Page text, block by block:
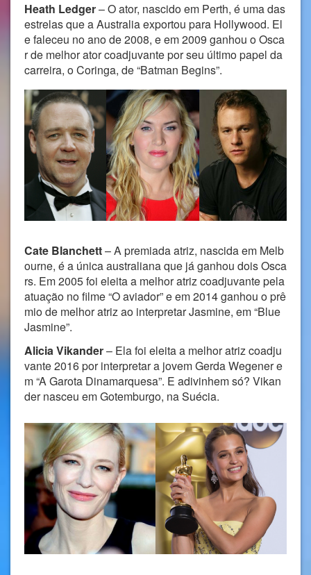
Heath Ledger– O ator, nascido em Perth, é uma das
estrelas que a Australia exportou para Hollywood. El
e faleceu no ano de 2008, e em 2009 ganhou o Osca
r de melhor ator coadjuvante por seu último papel da
carreira, o Coringa, de “Batman Begins”.
Cate Blanchett– A premiada atriz, nascida em Melb
ourne, é a única australiana que já ganhou dois Osca
rs. Em 2005 foi eleita a melhor atriz coadjuvante pela
atuação no filme “O aviador” e em 2014 ganhou o prê
mio de melhor atriz ao interpretar Jasmine, em “Blue
Jasmine”.
Alicia Vikander– Ela foi eleita a melhor atriz coadju
vante 2016 por interpretar a jovem Gerda Wegener e
m “A Garota Dinamarquesa”. E adivinhem só? Vikan
der nasceu em Gotemburgo, na Suécia.